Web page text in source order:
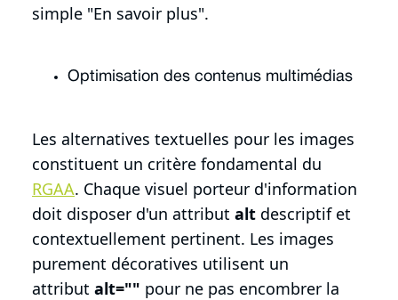
simple "En savoir plus".
Optimisation des contenus multimédias
Les alternatives textuelles pour les images
constituent un critère fondamental du
RGAA. Chaque visuel porteur d'information
doit disposer d'un attribut alt descriptif et
contextuellement pertinent. Les images
purement décoratives utilisent un
attribut alt="" pour ne pas encombrer la